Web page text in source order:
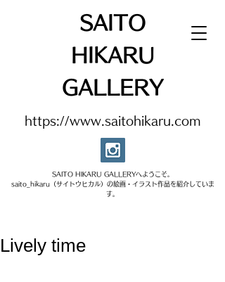
SAITO
HIKARU
GALLERY
SAITO HIKARU GALLERYへようこそ。​
saito_hikaru（サイトウヒカル）の絵画・イラスト作品を紹介していま
す。​
https://www.saitohikaru.com
Lively time